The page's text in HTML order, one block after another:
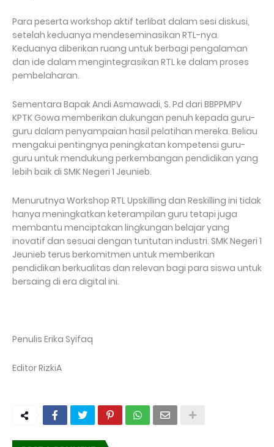
Para peserta workshop aktif terlibat dalam sesi diskusi,
setelah keduanya mendeseminasikan RTL-nya.
Keduanya diberikan ruang untuk berbagi pengalaman
dan ide dalam mengintegrasikan RTL ke dalam proses
pembelaharan.
Sementara Bapak Andi Asmawadi, S. Pd dari BBPPMPV
KPTK Gowa memberikan dukungan penuh kepada guru-
guru dalam penyampaian hasil pelatihan mereka. Beliau
mengakui pentingnya peningkatan kompetensi guru-
guru untuk mendukung perkembangan pendidikan yang
lebih baik di SMK Negeri 1 Jeunieb.
Menurutnya Workshop RTL Upskilling dan Reskilling ini tidak
hanya meningkatkan keterampilan guru tetapi juga
membantu menciptakan lingkungan belajar yang
inovatif dan sesuai dengan tuntutan industri. SMK Negeri 1
Jeunieb terus berkomitmen untuk memberikan
pendidikan berkualitas dan relevan bagi para siswa untuk
bersaing di era digital ini.
Penulis Erika Syifaq
Editor RizkiA